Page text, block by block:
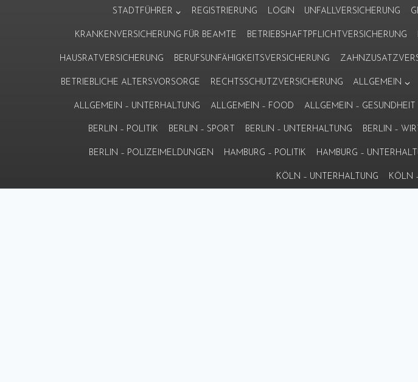
STADTFÜHRER REGISTRIERUNG LOGIN UNFALLVERSICHERUNG
KRANKENVERSICHERUNG FÜR BEAMTE BETRIEBSHAFTPFLICHTVERSICHERUNG
HAUSRATVERSICHERUNG BERUFSUNFÄHIGKEITSVERSICHERUNG
BETRIEBLICHE ALTERSVORSORGE RECHTSSCHUTZVERSICHERUNG ALLGEMEIN
ALLGEMEIN – UNTERHALTUNG ALLGEMEIN – FOOD ALLGEMEIN – GESUNDHEIT
BERLIN – POLITIK BERLIN – SPORT BERLIN – UNTERHALTUNG BERLIN –
BERLIN – POLIZEIMELDUNGEN HAMBURG – POLITIK HAMBURG –
KÖLN – UNTERHALTUNG KÖLN